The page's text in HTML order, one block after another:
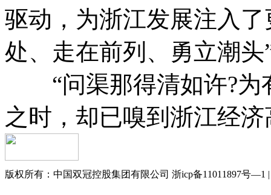
驱动，为浙江发展注入
处、走在前列、勇立潮
“问渠那得清如许?为
之时，却已嗅到浙江经
版权所有：中国双冠控股集团有限公司 浙icp备11011897号—1